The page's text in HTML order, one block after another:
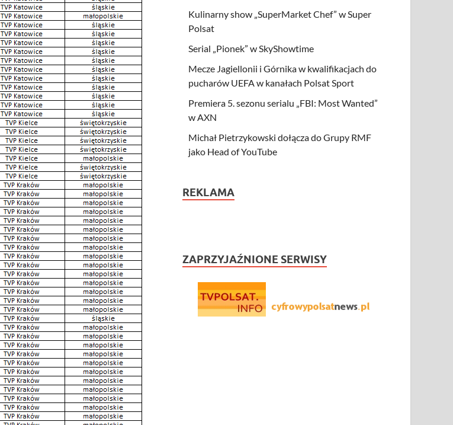
Kulinarny show „SuperMarket Chef” w Super
Polsat
Serial „Pionek” w SkyShowtime
Mecze Jagiellonii i Górnika w kwalifikacjach do
pucharów UEFA w kanałach Polsat Sport
Premiera 5. sezonu serialu „FBI: Most Wanted”
w AXN
Michał Pietrzykowski dołącza do Grupy RMF
jako Head of YouTube
REKLAMA
ZAPRZYJAŹNIONE SERWISY